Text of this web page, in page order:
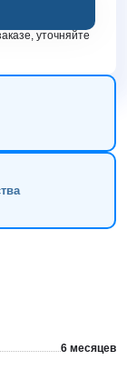
уточняйте
6 месяцев